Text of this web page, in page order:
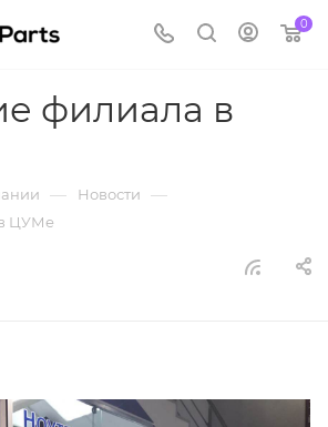
0
филиала в
— Новости —
ЦУМе